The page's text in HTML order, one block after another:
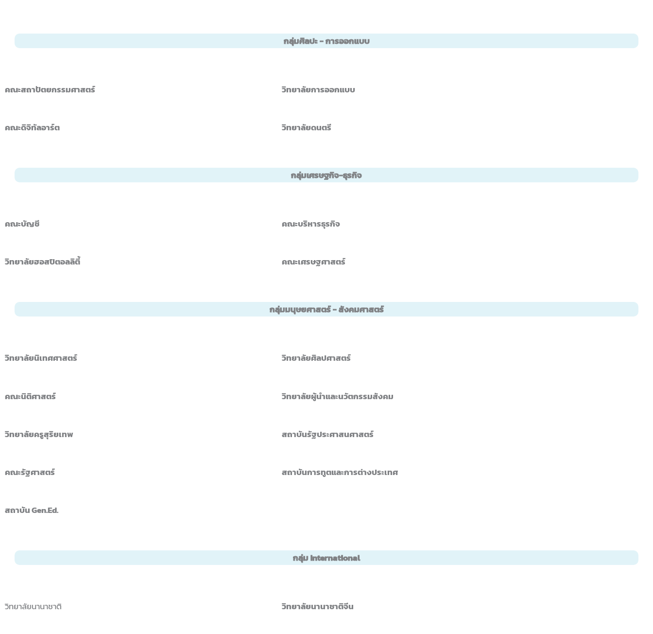
กลุ่มศิลปะ - การออกแบบ
คณะสถาปัตยกรรมศาสตร์ วิทยาลัยการออกแบบ
คณะดิจิทัลอาร์ต วิทยาลัยดนตรี
กลุ่มเศรษฐกิจ-ธุรกิจ
คณะบัญชี คณะบริหารธุรกิจ
วิทยาลัยฮอสปิตอลลิตี้ คณะเศรษฐศาสตร์
กลุ่มมนุษยศาสตร์ - สังคมศาสตร์
วิทยาลัยนิเทศศาสตร์ วิทยาลัยศิลปศาสตร์
คณะนิติศาสตร์ วิทยาลัยผู้นำและนวัตกรรมสังคม
วิทยาลัยครูสุริยเทพ สถาบันรัฐประศาสนศาสตร์
คณะรัฐศาสตร์ สถาบันการทูตและการต่างประเทศ
สถาบัน Gen.Ed.
กลุ่ม International
วิทยาลัยนานาชาติ วิทยาลัยนานาชาติจีน